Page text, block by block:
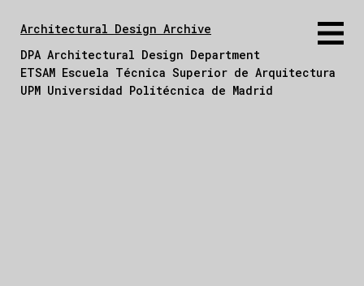
Architectural Design Archive
DPA Architectural Design Department
ETSAM Escuela Técnica Superior de Arquitectura
UPM Universidad Politécnica de Madrid